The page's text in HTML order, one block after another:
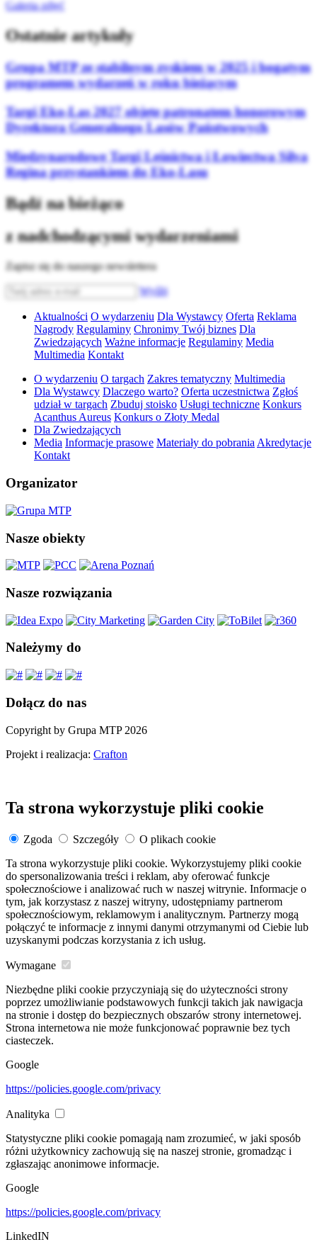
Galeria zdjęć
Ostatnie artykuły
Grupa MTP ze stabilnym zyskiem w 2025 i bogatym
programem wydarzeń w roku bieżącym
Targi Eko-Las 2027 objęte patronatem honorowym
Dyrektora Generalnego Lasów Państwowych
Międzynarodowe Targi Leśnictwa i Łowiectwa Silva
Regina przystankiem do Eko-Lasu
Bądź na bieżąco
z nadchodzącymi wydarzeniami
Zapisz się do naszego newslettera
Wyślij
Aktualności O wydarzeniu Dla Wystawcy Oferta Reklama
Nagrody Regulaminy Chronimy Twój biznes Dla
Zwiedzających Ważne informacje Regulaminy Media
Multimedia Kontakt
O wydarzeniu O targach Zakres tematyczny Multimedia
Dla Wystawcy Dlaczego warto? Oferta uczestnictwa Zgłoś
udział w targach Zbuduj stoisko Usługi techniczne Konkurs
Acanthus Aureus Konkurs o Złoty Medal
Dla Zwiedzających
Media Informacje prasowe Materiały do pobrania Akredytacje
Kontakt
Organizator
Nasze obiekty
Nasze rozwiązania
Należymy do
Dołącz do nas
Copyright by Grupa MTP 2026
Projekt i realizacja: Crafton
Ta strona wykorzystuje pliki cookie
Zgoda Szczegóły
O plikach cookie
Ta strona wykorzystuje pliki cookie. Wykorzystujemy pliki cookie
do spersonalizowania treści i reklam, aby oferować funkcje
społecznościowe i analizować ruch w naszej witrynie. Informacje o
tym, jak korzystasz z naszej witryny, udostępniamy partnerom
społecznościowym, reklamowym i analitycznym. Partnerzy mogą
połączyć te informacje z innymi danymi otrzymanymi od Ciebie lub
uzyskanymi podczas korzystania z ich usług.
Wymagane
Niezbędne pliki cookie przyczyniają się do użyteczności strony
poprzez umożliwianie podstawowych funkcji takich jak nawigacja
na stronie i dostęp do bezpiecznych obszarów strony internetowej.
Strona internetowa nie może funkcjonować poprawnie bez tych
ciasteczek.
Google
https://policies.google.com/privacy
Analityka
Statystyczne pliki cookie pomagają nam zrozumieć, w jaki sposób
różni użytkownicy zachowują się na naszej stronie, gromadząc i
zgłaszając anonimowe informacje.
Google
https://policies.google.com/privacy
LinkedIN